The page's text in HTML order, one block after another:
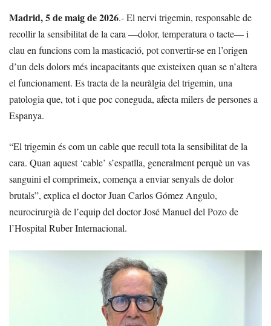
Madrid, 5 de maigde 2026.- El nervi trigemin, responsable de
recollir la sensibilitat de la cara —dolor, temperatura o tacte— i
clau en funcions com la masticació, pot convertir-se en l’origen
d’un dels dolors més incapacitants que existeixen quan se n’altera
el funcionament. Es tracta de la neuràlgia del trigemin, una
patologia que, tot i que poc coneguda, afecta milers de persones a
Espanya.
“El trigemin és com un cable que recull tota la sensibilitat de la
cara. Quan aquest ‘cable’ s’espatlla, generalment perquè un vas
sanguini el comprimeix, comença a enviar senyals de dolor
brutals”, explica el doctor Juan Carlos Gómez Angulo,
neurocirurgià de l’equip del doctor José Manuel del Pozo de
l’Hospital Ruber Internacional.